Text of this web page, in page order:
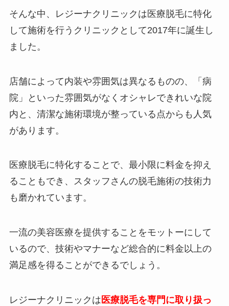
そんな中、レジーナクリニックは医療脱毛に特化
して施術を行うクリニックとして2017年に誕生し
ました。
店舗によって内装や雰囲気は異なるものの、「病
院」といった雰囲気がなくオシャレできれいな院
内と、清潔な施術環境が整っている点からも人気
があります。
医療脱毛に特化することで、最小限に料金を抑え
ることもでき、スタッフさんの脱毛施術の技術力
も磨かれています。
一流の美容医療を提供することをモットーにして
いるので、技術やマナーなど総合的に料金以上の
満足感を得ることができるでしょう。
レジーナクリニックは 医療脱毛を専門に取り扱っ